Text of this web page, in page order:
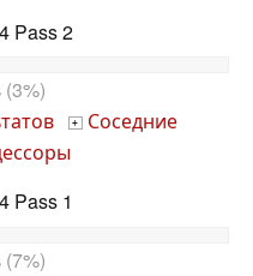
Pass 2
(3%)
+ Соседние
Pass 1
(7%)